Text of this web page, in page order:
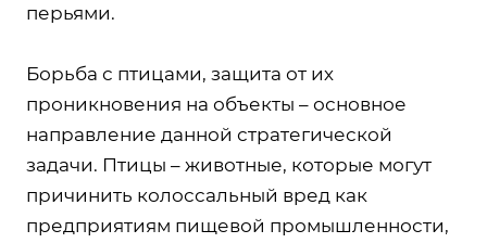
перьями.
Борьба с птицами, защита от их
проникновения на объекты – основное
направление данной стратегической
задачи. Птицы – животные, которые могут
причинить колоссальный вред как
предприятиям пищевой промышленности,